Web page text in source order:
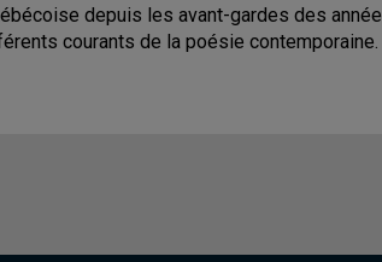
depuis les avant-gardes des
courants de la poésie contemporaine.